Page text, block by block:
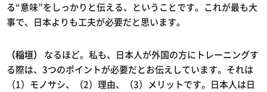
る“意味”をしっかりと伝える、ということです。これが最も大
事で、日本よりも工夫が必要だと思います。
（稲垣）
なるほど。私も、日本人が外国の方にトレーニングす
る際は、3つのポイントが必要だとお伝えしています。それは
（1）モノサシ、（2）理由、（3）メリットです。日本人は日